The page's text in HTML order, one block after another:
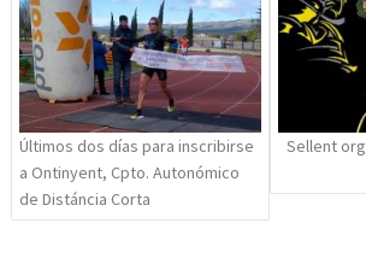
Últimos dos días para inscribirse
a Ontinyent, Cpto. Autonómico
de Distáncia Corta
Sellent